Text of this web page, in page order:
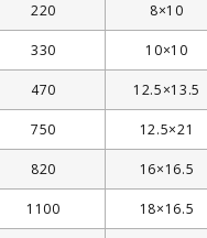
220 8×10
330 10×10
470 12.5×13.5
750 12.5×21
820 16×16.5
1100 18×16.5